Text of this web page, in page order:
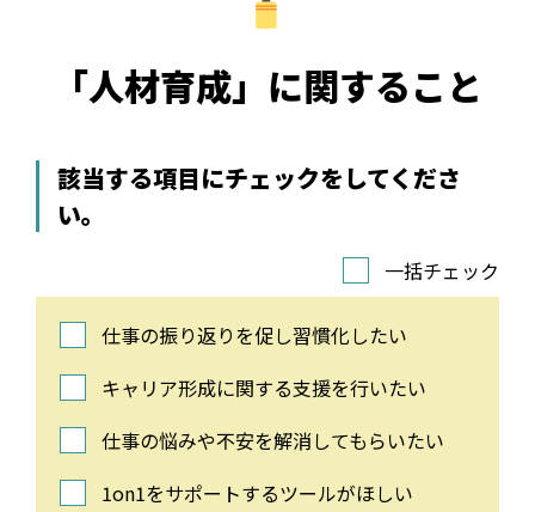
「人材育成」に関すること
該当する項目にチェックをしてくださ
い。
一括チェック
仕事の振り返りを促し習慣化したい
キャリア形成に関する支援を行いたい
仕事の悩みや不安を解消してもらいたい
1on1をサポートするツールがほしい